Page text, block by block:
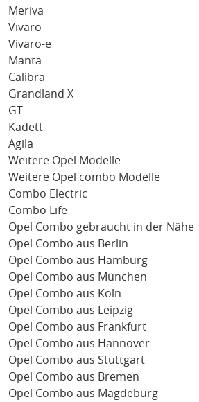
Meriva
Vivaro
Vivaro-e
Manta
Calibra
Grandland X
GT
Kadett
Agila
Weitere Opel Modelle
Weitere Opel combo Modelle
Combo Electric
Combo Life
Opel Combo gebraucht in der Nähe
Opel Combo aus Berlin
Opel Combo aus Hamburg
Opel Combo aus München
Opel Combo aus Köln
Opel Combo aus Leipzig
Opel Combo aus Frankfurt
Opel Combo aus Hannover
Opel Combo aus Stuttgart
Opel Combo aus Bremen
Opel Combo aus Magdeburg